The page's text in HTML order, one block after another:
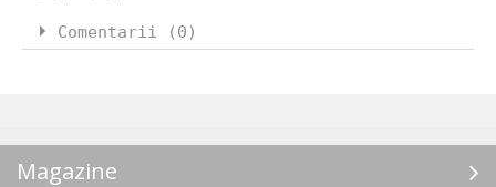
Comentarii (0)
Magazine